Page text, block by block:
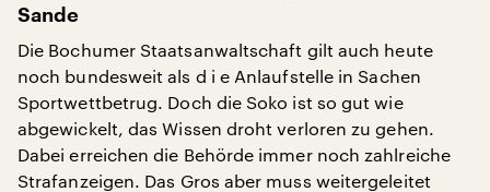
Sande
Die Bochumer Staatsanwaltschaft gilt auch heute
noch bundesweit als d i e Anlaufstelle in Sachen
Sportwettbetrug. Doch die Soko ist so gut wie
abgewickelt, das Wissen droht verloren zu gehen.
Dabei erreichen die Behörde immer noch zahlreiche
Strafanzeigen. Das Gros aber muss weitergeleitet